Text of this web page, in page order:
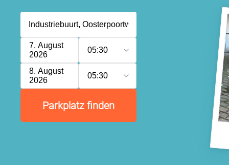
7. August
2026
05:30
8. August
2026
05:30
Parkplatz finden